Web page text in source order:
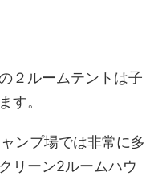
２ルームテントは子
す。
ンプ場では非常に多
リーン2ルームハウ